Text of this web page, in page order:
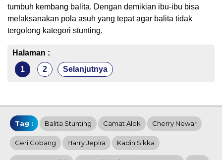
tumbuh kembang balita. Dengan demikian ibu-ibu bisa
melaksanakan pola asuh yang tepat agar balita tidak
tergolong kategori stunting.
Halaman :
1
2 Selanjutnya
Tag : Balita Stunting Camat Alok Cherry Newar
Geri Gobang Harry Jepira Kadin Sikka